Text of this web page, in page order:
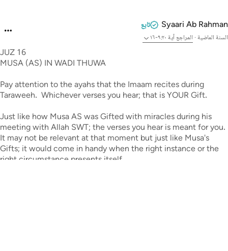
Syaari Ab Rahman تابع
السنة الماضية· المراجعآية ٩:٢٠-١٦
JUZ 16
MUSA (AS) IN WADI THUWA
Pay attention to the ayahs that the Imaam recites during
Taraweeh. Whichever verses you hear; that is YOUR Gift.
Just like how Musa AS was Gifted with miracles during his
meeting with Allah SWT; the verses you hear is meant for you.
It may not be relevant at that moment but just like Musa's
Gifts; it would come in handy when the right instance or the
right circumstance presents itself.